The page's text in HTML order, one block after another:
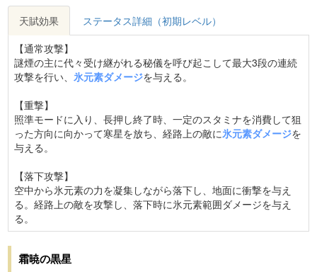
天賦効果
ステータス詳細（初期レベル）
【通常攻撃】
謎煙の主に代々受け継がれる秘儀を呼び起こして最大3段の連続
攻撃を行い、 氷元素ダメージを与える。
【重撃】
照準モードに入り、長押し終了時、一定のスタミナを消費して狙
った方向に向かって寒星を放ち、経路上の敵に氷元素ダメージを
与える。
【落下攻撃】
空中から氷元素の力を凝集しながら落下し、地面に衝撃を与え
る。経路上の敵を攻撃し、落下時に氷元素範囲ダメージを与え
る。
霜暁の黒星